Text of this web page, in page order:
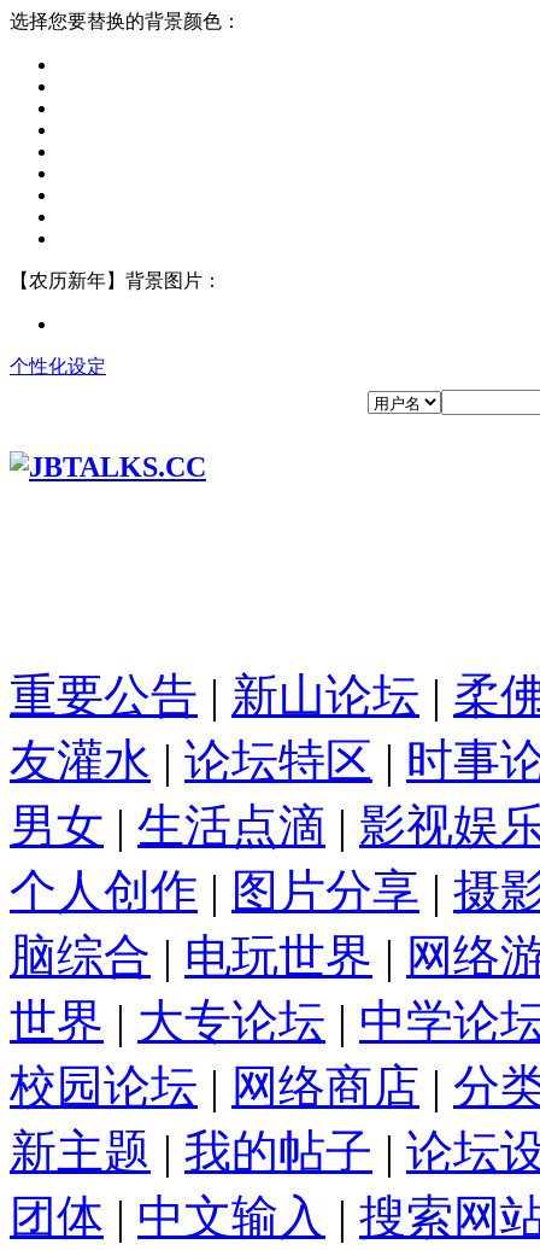
选择您要替换的背景颜色：
【农历新年】背景图片：
个性化设定
重要公告 | 新山论坛 | 柔
友灌水 | 论坛特区 | 时事
男女 | 生活点滴 | 影视娱
个人创作 | 图片分享 | 摄
脑综合 | 电玩世界 | 网络
世界 | 大专论坛 | 中学论
校园论坛 | 网络商店 | 分
新主题 | 我的帖子 | 论坛
团体 | 中文输入 | 搜索网